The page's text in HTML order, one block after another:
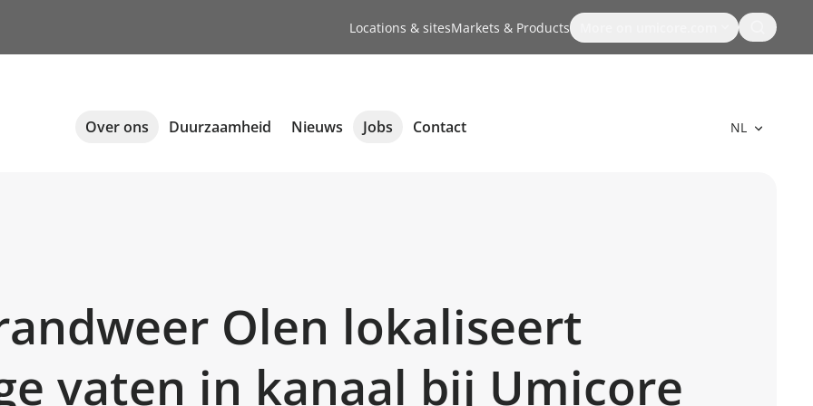
Locations & sitesMarkets & Products Search
Over ons Duurzaamheid Nieuws Jobs Contact NL
Olen lokaliseert
vaten in kanaal bij Umicore